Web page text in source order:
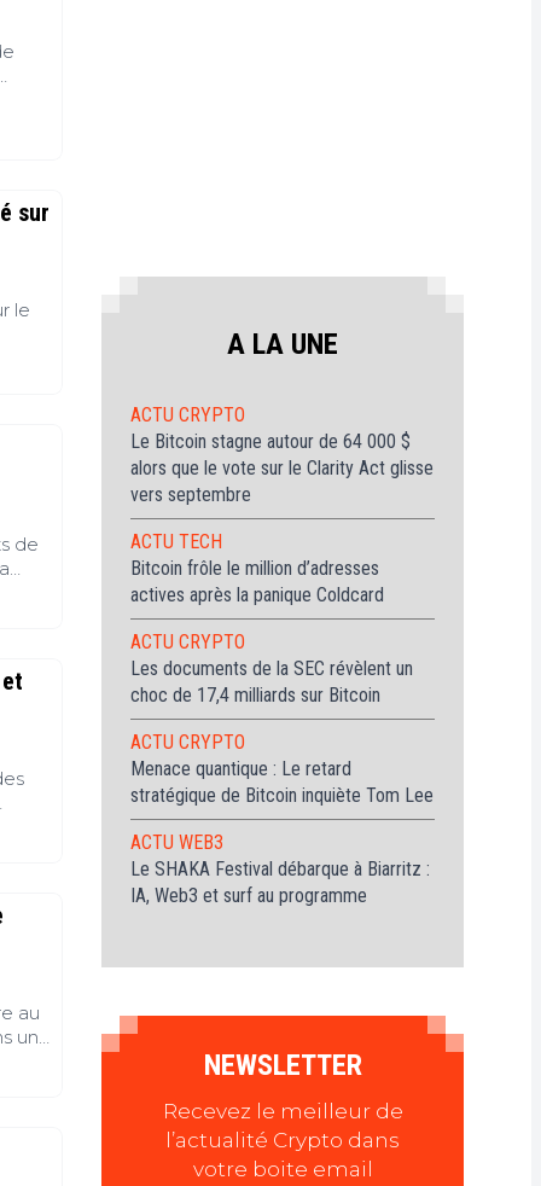
sur
le
de
au
un
A LA UNE
ACTU CRYPTO
Le Bitcoin stagne autour de 64 000 $
alors que le vote sur le Clarity Act glisse
vers septembre
ACTU TECH
Bitcoin frôle le million d’adresses
actives après la panique Coldcard
ACTU CRYPTO
Les documents de la SEC révèlent un
choc de 17,4 milliards sur Bitcoin
ACTU CRYPTO
Menace quantique : Le retard
stratégique de Bitcoin inquiète Tom Lee
ACTU WEB3
Le SHAKA Festival débarque à Biarritz :
IA, Web3 et surf au programme
NEWSLETTER
Recevez le meilleur de
l’actualité Crypto dans
votre boite email